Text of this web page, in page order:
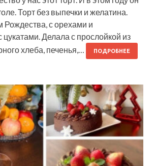
Торт без выпечки и желатина.
Рождества, с орехами и
цукатами. Делала с прослойкой из
хлеба, печенья,…
ПОДРОБНЕЕ